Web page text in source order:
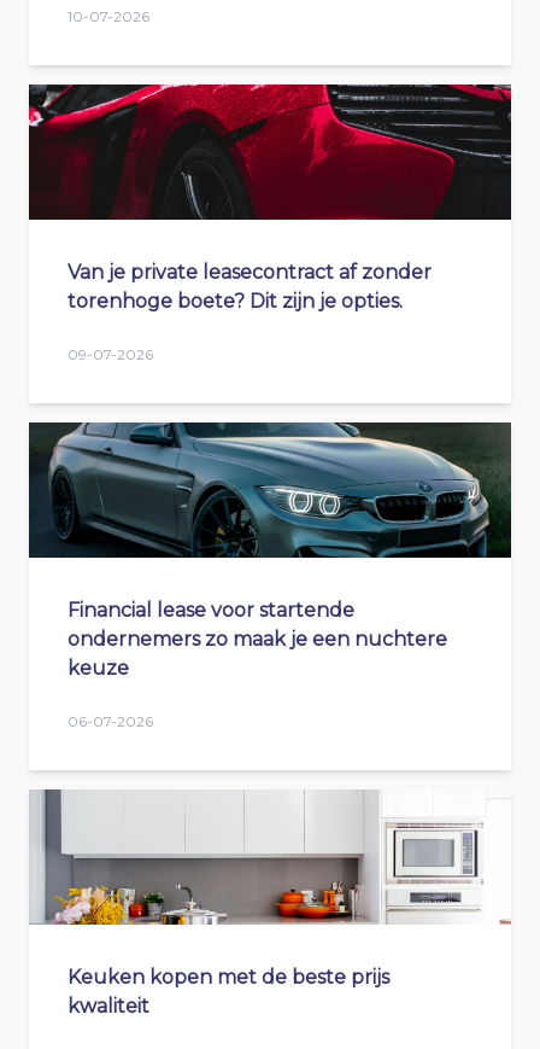
10-07-2026
Van je private leasecontract af zonder
torenhoge boete? Dit zijn je opties.
09-07-2026
Financial lease voor startende
ondernemers zo maak je een nuchtere
keuze
06-07-2026
Keuken kopen met de beste prijs
kwaliteit